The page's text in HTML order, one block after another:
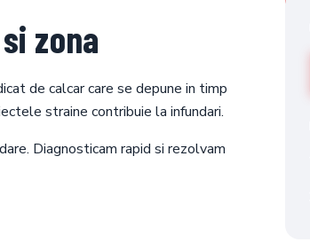
zona
de calcar care se depune in timp
straine contribuie la infundari.
Diagnosticam rapid si rezolvam